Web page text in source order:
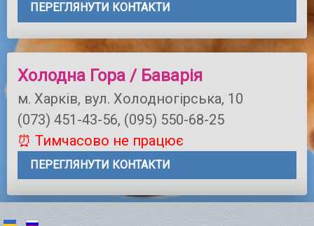
ПЕРЕГЛЯНУТИ КОНТАКТИ
Холодна Гора / Баварія
м. Харків, вул. Холодногірська, 10
(073) 451-43-56, (095) 550-68-25
⏰ Тимчасово не працює
ПЕРЕГЛЯНУТИ КОНТАКТИ